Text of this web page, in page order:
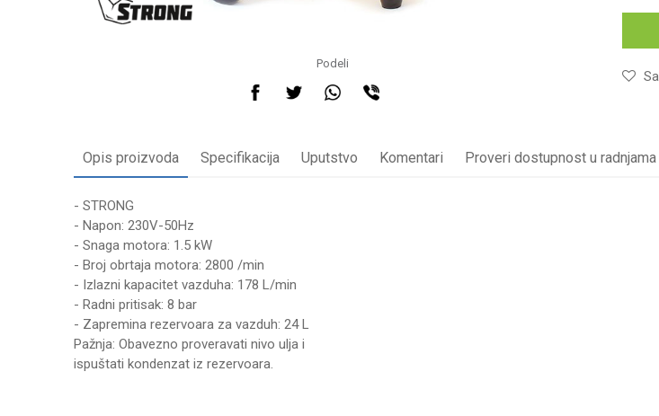
Podeli
Opis proizvoda Specifikacija Uputstvo Komentari Proveri dostupnost u radnjama
- STRONG
- Napon: 230V-50Hz
- Snaga motora: 1.5 kW
- Broj obrtaja motora: 2800 /min
- Izlazni kapacitet vazduha: 178 L/min
- Radni pritisak: 8 bar
- Zapremina rezervoara za vazduh: 24 L
Pažnja: Obavezno proveravati nivo ulja i
ispuštati kondenzat iz rezervoara.